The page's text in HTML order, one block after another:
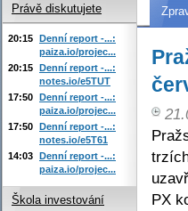
PX
Právě diskutujete
20:15 Denní report -...:
paiza.io/projec...
20:15 Denní report -...:
notes.io/e5TUT
17:50 Denní report -...:
paiza.io/projec...
17:50 Denní report -...:
notes.io/e5T61
14:03 Denní report -...:
paiza.io/projec...
Škola investování